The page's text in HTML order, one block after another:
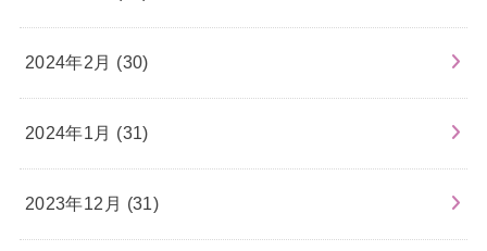
2024年2月 (30)
2024年1月 (31)
2023年12月 (31)